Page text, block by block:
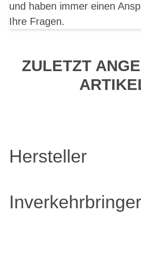
und haben immer einen
Ihre Fragen.
ZULETZT
Hersteller
Inverkehrbringer